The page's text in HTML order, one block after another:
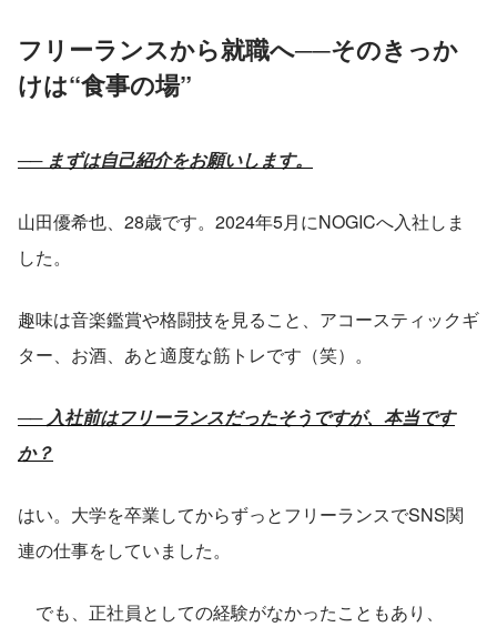
フリーランスから就職へ──そのきっか
けは“食事の場”
── まずは自己紹介をお願いします。
山田優希也、28歳です。2024年5月にNOGICへ入社しま
した。
趣味は音楽鑑賞や格闘技を見ること、アコースティックギ
ター、お酒、あと適度な筋トレです（笑）。
── 入社前はフリーランスだったそうですが、本当です
か？
はい。大学を卒業してからずっとフリーランスでSNS関
連の仕事をしていました。
でも、正社員としての経験がなかったこともあり、